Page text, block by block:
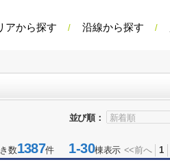
アから探す 沿線から探す
並び順：
数1387件1-30棟表示 <<前へ 1